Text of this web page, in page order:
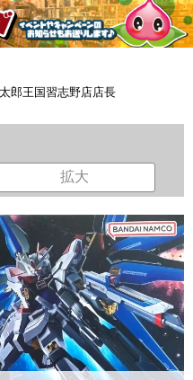
郎王国習志野店店長
拡大